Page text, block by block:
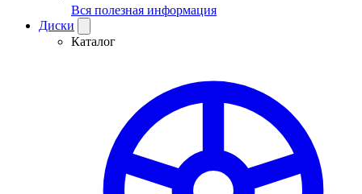
Вся полезная информация
Диски
Каталог